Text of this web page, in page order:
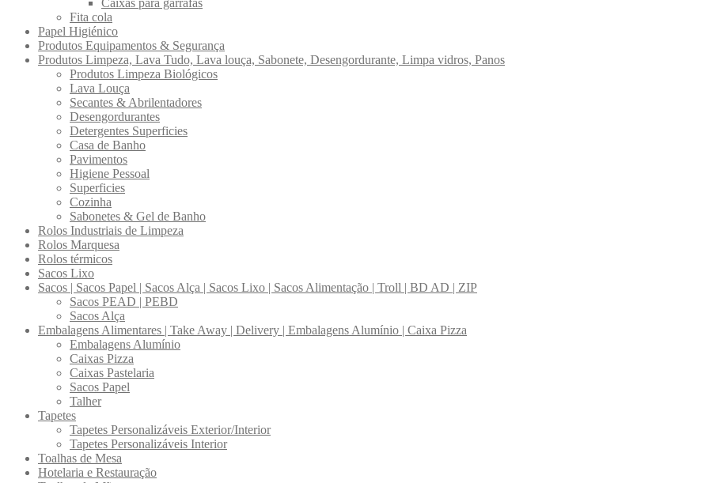
Caixas para garrafas
Fita cola
Papel Higiénico
Produtos Equipamentos & Segurança
Produtos Limpeza, Lava Tudo, Lava louça, Sabonete, Desengordurante, Limpa vidros, Panos
Produtos Limpeza Biológicos
Lava Louça
Secantes & Abrilentadores
Desengordurantes
Detergentes Superficies
Casa de Banho
Pavimentos
Higiene Pessoal
Superficies
Cozinha
Sabonetes & Gel de Banho
Rolos Industriais de Limpeza
Rolos Marquesa
Rolos térmicos
Sacos Lixo
Sacos | Sacos Papel | Sacos Alça | Sacos Lixo | Sacos Alimentação | Troll | BD AD | ZIP
Sacos PEAD | PEBD
Sacos Alça
Embalagens Alimentares | Take Away | Delivery | Embalagens Alumínio | Caixa Pizza
Embalagens Alumínio
Caixas Pizza
Caixas Pastelaria
Sacos Papel
Talher
Tapetes
Tapetes Personalizáveis Exterior/Interior
Tapetes Personalizáveis Interior
Toalhas de Mesa
Hotelaria e Restauração